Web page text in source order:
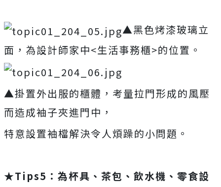
▲黑色烤漆玻璃立
面，為設計師家中<生活事務櫃>的位置。
▲掛置外出服的櫃體，考量拉門形成的風壓
而造成袖子夾進門中，
特意設置袖檔解決令人煩躁的小問題。
★Tips5：為杯具、茶包、飲水機、零食設